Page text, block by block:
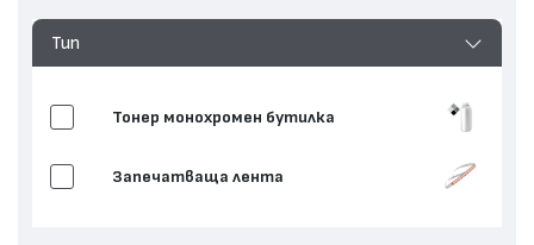
Тип
Тонер монохромен бутилка
Запечатваща лента